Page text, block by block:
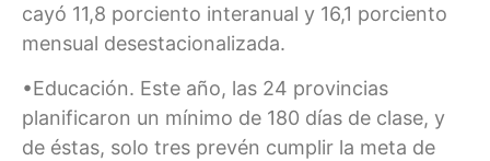
cayó 11,8 porciento interanual y 16,1 porciento
mensual desestacionalizada.
•Educación. Este año, las 24 provincias
planificaron un mínimo de 180 días de clase, y
de éstas, solo tres prevén cumplir la meta de